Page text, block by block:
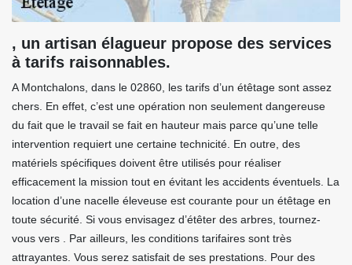
, un artisan élagueur propose des services
à tarifs raisonnables.
A Montchalons, dans le 02860, les tarifs d’un étêtage sont assez
chers. En effet, c’est une opération non seulement dangereuse
du fait que le travail se fait en hauteur mais parce qu’une telle
intervention requiert une certaine technicité. En outre, des
matériels spécifiques doivent être utilisés pour réaliser
efficacement la mission tout en évitant les accidents éventuels. La
location d’une nacelle éleveuse est courante pour un étêtage en
toute sécurité. Si vous envisagez d’étêter des arbres, tournez-
vous vers . Par ailleurs, les conditions tarifaires sont très
attrayantes. Vous serez satisfait de ses prestations. Pour des